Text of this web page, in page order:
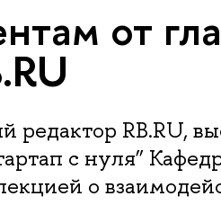
от
редактор RB.RU,
с нуля”
о